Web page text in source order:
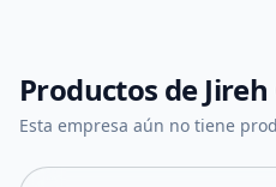
Productos de
Esta empresa aún no tiene